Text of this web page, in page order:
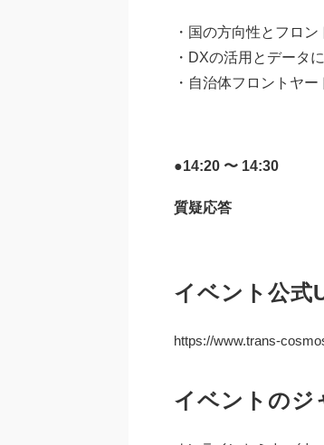
・国の方向性とフロ
・DXの活用とデータ
・自治体フロントヤ
●14:20 〜 14:30
質疑応答
イベント公式
https://www.trans-
イベントのジ